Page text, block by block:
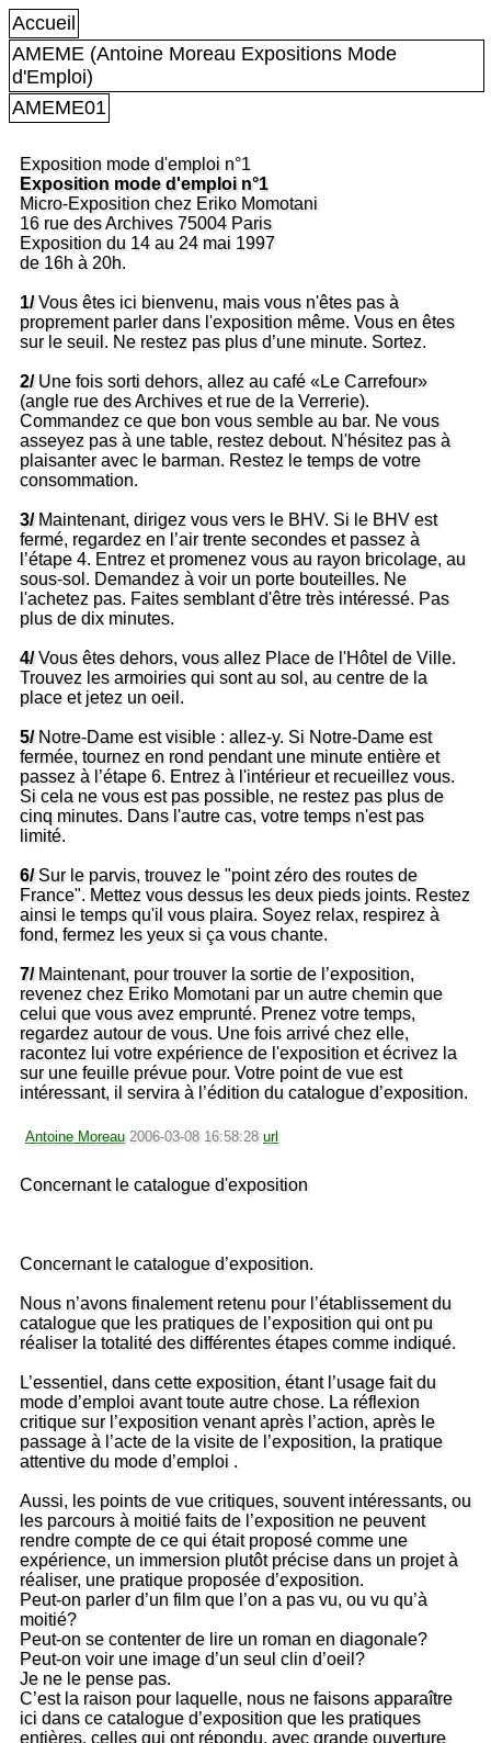
Accueil
AMEME (Antoine Moreau Expositions Mode
d'Emploi)
AMEME01
Exposition mode d'emploi n°1
Exposition mode d'emploi n°1
Micro-Exposition chez Eriko Momotani
16 rue des Archives 75004 Paris
Exposition du 14 au 24 mai 1997
de 16h à 20h.
1/Vous êtes ici bienvenu, mais vous n'êtes pas à
proprement parler dans l'exposition même. Vous en êtes
sur le seuil. Ne restez pas plus d’une minute. Sortez.
2/Une fois sorti dehors, allez au café «Le Carrefour»
(angle rue des Archives et rue de la Verrerie).
Commandez ce que bon vous semble au bar. Ne vous
asseyez pas à une table, restez debout. N'hésitez pas à
plaisanter avec le barman. Restez le temps de votre
consommation.
3/ Maintenant, dirigez vous vers le BHV. Si le BHV est
fermé, regardez en l’air trente secondes et passez à
l’étape 4. Entrez et promenez vous au rayon bricolage, au
sous-sol. Demandez à voir un porte bouteilles. Ne
l'achetez pas. Faites semblant d'être très intéressé. Pas
plus de dix minutes.
4/Vous êtes dehors, vous allez Place de l'Hôtel de Ville.
Trouvez les armoiries qui sont au sol, au centre de la
place et jetez un oeil.
5/ Notre-Dame est visible : allez-y. Si Notre-Dame est
fermée, tournez en rond pendant une minute entière et
passez à l’étape 6. Entrez à l'intérieur et recueillez vous.
Si cela ne vous est pas possible, ne restez pas plus de
cinq minutes. Dans l'autre cas, votre temps n'est pas
limité.
6/Sur le parvis, trouvez le "point zéro des routes de
France". Mettez vous dessus les deux pieds joints. Restez
ainsi le temps qu'il vous plaira. Soyez relax, respirez à
fond, fermez les yeux si ça vous chante.
7/ Maintenant, pour trouver la sortie de l’exposition,
revenez chez Eriko Momotani par un autre chemin que
celui que vous avez emprunté. Prenez votre temps,
regardez autour de vous. Une fois arrivé chez elle,
racontez lui votre expérience de l'exposition et écrivez la
sur une feuille prévue pour. Votre point de vue est
intéressant, il servira à l’édition du catalogue d’exposition.
Antoine Moreau 2006-03-08 16:58:28 url
Concernant le catalogue d'exposition
Concernant le catalogue d’exposition.
Nous n’avons finalement retenu pour l’établissement du
catalogue que les pratiques de l’exposition qui ont pu
réaliser la totalité des différentes étapes comme indiqué.
L’essentiel, dans cette exposition, étant l’usage fait du
mode d’emploi avant toute autre chose. La réflexion
critique sur l’exposition venant après l’action, après le
passage à l’acte de la visite de l’exposition, la pratique
attentive du mode d’emploi .
Aussi, les points de vue critiques, souvent intéressants, ou
les parcours à moitié faits de l’exposition ne peuvent
rendre compte de ce qui était proposé comme une
expérience, un immersion plutôt précise dans un projet à
réaliser, une pratique proposée d’exposition.
Peut-on parler d’un film que l’on a pas vu, ou vu qu’à
moitié?
Peut-on se contenter de lire un roman en diagonale?
Peut-on voir une image d’un seul clin d’oeil?
Je ne le pense pas.
C’est la raison pour laquelle, nous ne faisons apparaître
ici dans ce catalogue d’exposition que les pratiques
entières, celles qui ont répondu, avec grande ouverture